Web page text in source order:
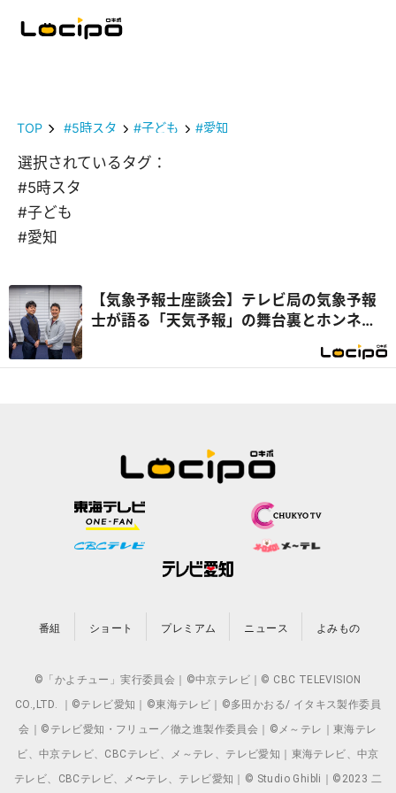
TOP #5時スタ #子ども #愛知
選択されているタグ：
#5時スタ
#子ども
#愛知
【気象予報士座談会】テレビ局の気象予報
士が語る「天気予報」の舞台裏とホンネ座
談会！ 個性が光る“予報ではない解説”に
番組 ショート プレミアム ニュース よみもの
©「かよチュー」実行委員会｜©中京テレビ｜© CBC TELEVISION
CO.,LTD. ｜©テレビ愛知｜©東海テレビ｜©多田かおる/ イタキス製作委員
会｜©テレビ愛知・フリュー／徹之進製作委員会｜©メ～テレ｜東海テレ
ビ、中京テレビ、CBCテレビ、メ～テレ、テレビ愛知｜東海テレビ、中京
テレビ、CBCテレビ、メ〜テレ、テレビ愛知｜© Studio Ghibli｜©2023 二